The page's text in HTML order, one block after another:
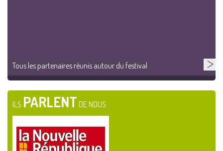
Tous les partenaires réunis autour du festival
ILS PARLENT DE NOUS